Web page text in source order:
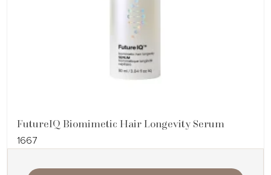
FutureIQ Biomimetic Hair Longevity Serum
1667